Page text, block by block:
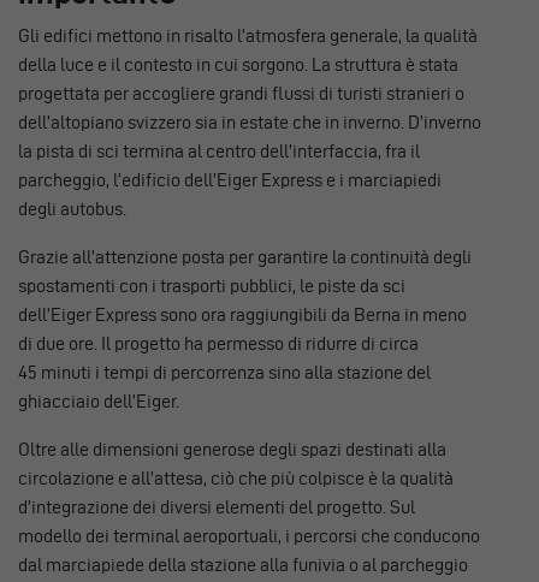
Gli edifici mettono in risalto l’atmosfera generale, la qualità
della luce e il contesto in cui sorgono. La struttura è stata
progettata per accogliere grandi flussi di turisti stranieri o
dell’altopiano svizzero sia in estate che in inverno. D’inverno
la pista di sci termina al centro dell’interfaccia, fra il
parcheggio, l’edificio dell’Eiger Express e i marciapiedi
degli autobus.
Grazie all’attenzione posta per garantire la continuità degli
spostamenti con i trasporti pubblici, le piste da sci
dell’Eiger Express sono ora raggiungibili da Berna in meno
di due ore. Il progetto ha permesso di ridurre di circa
45 minuti i tempi di percorrenza sino alla stazione del
ghiacciaio dell’Eiger.
Oltre alle dimensioni generose degli spazi destinati alla
circolazione e all’attesa, ciò che più colpisce è la qualità
d’integrazione dei diversi elementi del progetto. Sul
modello dei terminal aeroportuali, i percorsi che conducono
dal marciapiede della stazione alla funivia o al parcheggio